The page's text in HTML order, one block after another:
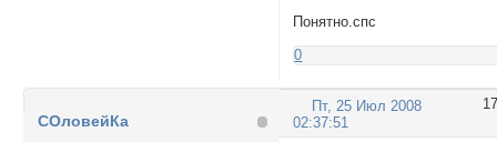
Понятно.спс
0
17
Пт, 25 Июл 2008
02:37:51
СОловейКа